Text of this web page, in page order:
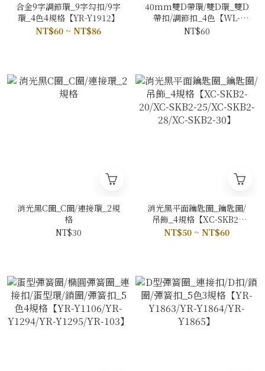
合金9字調節環_9字勾扣/9字
環_4色4規格【YR-Y1912】
NT$60 ~ NT$86
40mm雙D帶環/雙D環_雙D
帶扣/調節扣_4色【WL-
K40】
NT$60
消光黑C圈_C圈/連接環_2規
格
NT$30
消光黑平面鑰匙圈_鑰匙圈/
吊飾_4規格【XC-SKB2-
20/XC-SKB2-25/XC-SKB2-
NT$50 ~ NT$60